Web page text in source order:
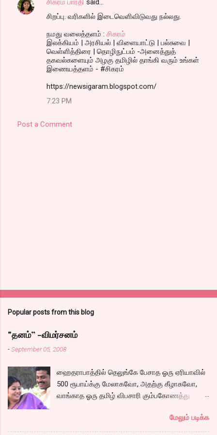
t
சிறப்பு. வரிகளில் இடைவெளிவிடுவது நல்லது.
நமது வலைத்தளம் : சிகரம்
இலக்கியம் | அரசியல் | விளையாட்டு | பல்சுவை |
வெள்ளித்திரை | தொழிநுட்பம் -அனைத்துத்
தகவல்களையும் அழகு தமிழில் தாங்கி வரும் உங்கள்
இணையத்தளம் - #சிகரம்
https://newsigaram.blogspot.com/
7:23 PM
Post a Comment
Popular posts from this blog
"தனம்” -விமர்சனம்
-September 05, 2008
ஹைதராபாத்தில் தெலுங்கே பேசாத ஓரு ஏரியாவில்
500 ரூபாய்க்கு மேலாகவோ, அதற்கு கீழாகவோ,
வாங்காத ஓரு தமிழ் விபசாரி கும்பகோணத்து
வாழ்கைபடுகிறாள். அவளுடய வாழ்கை எப்படி
அமைந்தது? என்ற ஓரு நல்ல லைனை , சங்கீதா
மேலும் படிக்க